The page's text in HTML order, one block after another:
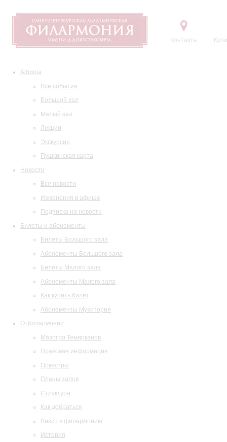
Контакты
Афиша
Все события
Большой зал
Малый зал
Лекции
Экскурсии
Пушкинская карта
Новости
Все новости
Изменения в афише
Подписка на новости
Билеты и абонементы
Билеты Большого зала
Абонементы Большого зала
Билеты Малого зала
Абонементы Малого зала
Как купить билет
Абонементы Музитория
О филармонии
Маэстро Темирканов
Правовая информация
Оркестры
Планы залов
Структура
Как добраться
Визит в филармонию
История